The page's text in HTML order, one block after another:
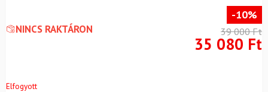
NINCS RAKTÁRON
-10%
39 000Ft
35 080 Ft
Elfogyott